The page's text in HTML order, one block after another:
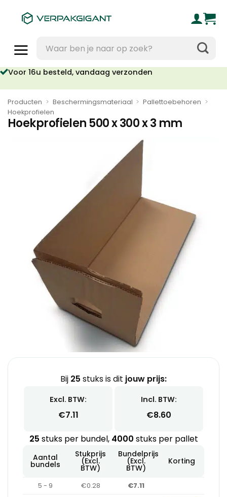
naar:
Voor 16u besteld, vandaag verzonden
Producten > Beschermingsmateriaal > Pallettoebehoren >
Hoekprofielen
Hoekprofielen 500 x 300 x 3 mm
Bij 25 stuks is dit jouw prijs:
Excl. BTW:
€7.11
Incl. BTW:
€8.60
25 stuks per bundel, 4000 stuks per pallet
Aantal
bundels
Stukprijs
(Excl.
BTW)
Bundelprijs
(Excl.
BTW)
Korting
5 - 9 €0.28
€7.11